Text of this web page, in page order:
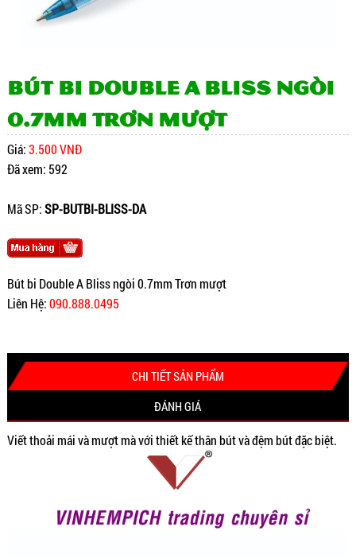
Bút bi Double A Bliss ngòi
0.7mm Trơn mượt
Giá:3.500 VNĐ
Đã xem: 592
Mã SP:SP-BUTBI-BLISS-DA
Bút bi Double A Bliss ngòi 0.7mm Trơn mượt
Liên Hệ:090.888.0495
CHI TIẾT SẢN PHẨM
ĐÁNH GIÁ
Viết thoải mái và mượt mà với thiết kế thân bút và đệm bút đặc biệt.